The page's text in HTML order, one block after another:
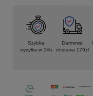
Szybka
wysyłka w 24h
Darmowa
dostawa 179zł